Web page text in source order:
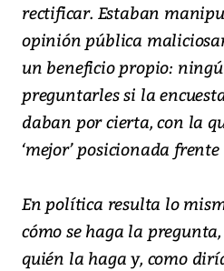
rectificar. Estaban
opinión pública
un beneficio propio:
preguntarles si la
daban por cierta, con la
‘mejor’ posicionada
En política resulta lo
cómo se haga la
quién la haga y, como